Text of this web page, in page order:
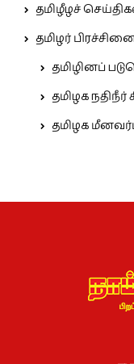
தமிழீழச்
தமிழர்
தமிழினப்
தமிழக
தமிழக